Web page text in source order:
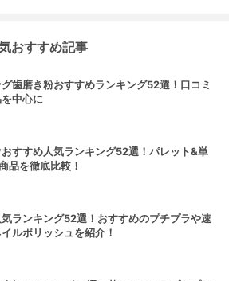
おすすめ記事
歯磨き粉おすすめランキング52選！口コミ
中心に
すすめ人気ランキング52選！パレット&単
品を徹底比較！
ランキング52選！おすすめのプチプラや速
ルポリッシュを紹介！